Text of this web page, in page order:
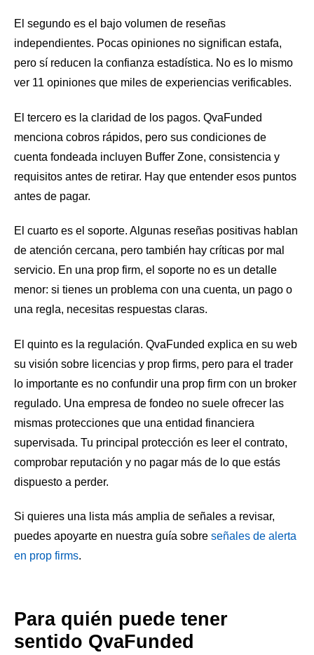
El segundo es el bajo volumen de reseñas
independientes. Pocas opiniones no significan estafa,
pero sí reducen la confianza estadística. No es lo mismo
ver 11 opiniones que miles de experiencias verificables.
El tercero es la claridad de los pagos. QvaFunded
menciona cobros rápidos, pero sus condiciones de
cuenta fondeada incluyen Buffer Zone, consistencia y
requisitos antes de retirar. Hay que entender esos puntos
antes de pagar.
El cuarto es el soporte. Algunas reseñas positivas hablan
de atención cercana, pero también hay críticas por mal
servicio. En una prop firm, el soporte no es un detalle
menor: si tienes un problema con una cuenta, un pago o
una regla, necesitas respuestas claras.
El quinto es la regulación. QvaFunded explica en su web
su visión sobre licencias y prop firms, pero para el trader
lo importante es no confundir una prop firm con un broker
regulado. Una empresa de fondeo no suele ofrecer las
mismas protecciones que una entidad financiera
supervisada. Tu principal protección es leer el contrato,
comprobar reputación y no pagar más de lo que estás
dispuesto a perder.
Si quieres una lista más amplia de señales a revisar,
puedes apoyarte en nuestra guía sobre señales de alerta
en prop firms.
Para quién puede tener
sentido QvaFunded